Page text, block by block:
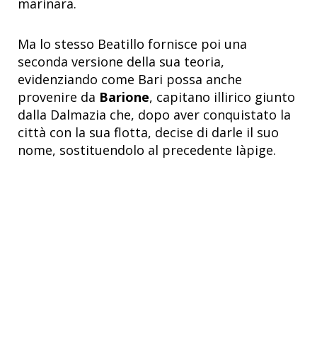
marinara.
Ma lo stesso Beatillo fornisce poi una
seconda versione della sua teoria,
evidenziando come Bari possa anche
provenire da Barione, capitano illirico giunto
dalla Dalmazia che, dopo aver conquistato la
città con la sua flotta, decise di darle il suo
nome, sostituendolo al precedente Iàpige.